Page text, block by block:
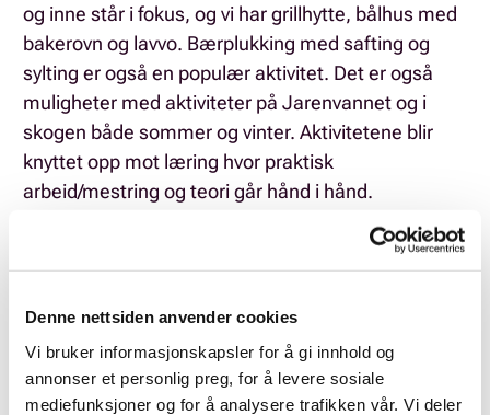
Denne nettsiden anvender cookies
Vi bruker informasjonskapsler for å gi innhold og
annonser et personlig preg, for å levere sosiale
mediefunksjoner og for å analysere trafikken vår. Vi deler
og inne står i fokus, og vi har grillhytte, bålhus med
bakerovn og lavvo. Bærplukking med safting og
sylting er også en populær aktivitet. Det er også
muligheter med aktiviteter på Jarenvannet og i
skogen både sommer og vinter. Aktivitetene blir
knyttet opp mot læring hvor praktisk
arbeid/mestring og teori går hånd i hånd.